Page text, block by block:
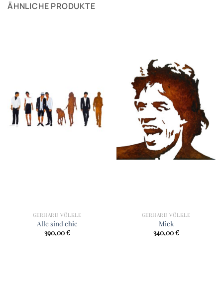
ÄHNLICHE PRODUKTE
GERHARD VÖLKLE
Alle sind chic
390,00€
GERHARD VÖLKLE
Mick
340,00€